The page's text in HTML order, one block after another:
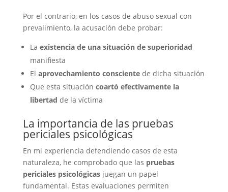
Por el contrario, en los casos de abuso sexual con
prevalimiento, la acusación debe probar:
La existencia de una situación de superioridad
manifiesta
El aprovechamiento conscientede dicha situación
Que esta situación coartó efectivamente la
libertad de la víctima
La importancia de las pruebas
periciales psicológicas
En mi experiencia defendiendo casos de esta
naturaleza, he comprobado que las pruebas
periciales psicológicasjuegan un papel
fundamental. Estas evaluaciones permiten